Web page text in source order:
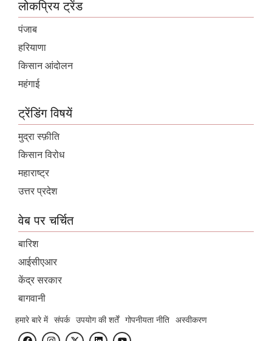
पंजाब
हरियाणा
किसान आंदोलन
महंगाई
मुद्रा स्फ़ीति
किसान विरोध
महाराष्ट्र
उत्तर प्रदेश
बारिश
आईसीएआर
केंद्र सरकार
बागवानी